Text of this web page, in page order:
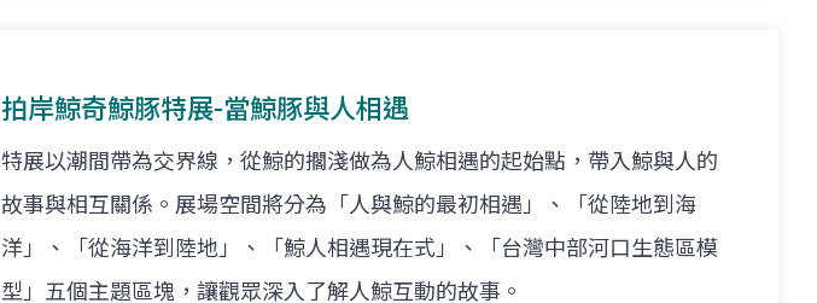
拍岸鯨奇鯨豚特展-當鯨豚與人相遇
特展以潮間帶為交界線，從鯨的擱淺做為人鯨相遇的起始點，帶入鯨與人的
故事與相互關係。展場空間將分為「人與鯨的最初相遇」、「從陸地到海
洋」、「從海洋到陸地」、「鯨人相遇現在式」、「台灣中部河口生態區模
型」五個主題區塊，讓觀眾深入了解人鯨互動的故事。